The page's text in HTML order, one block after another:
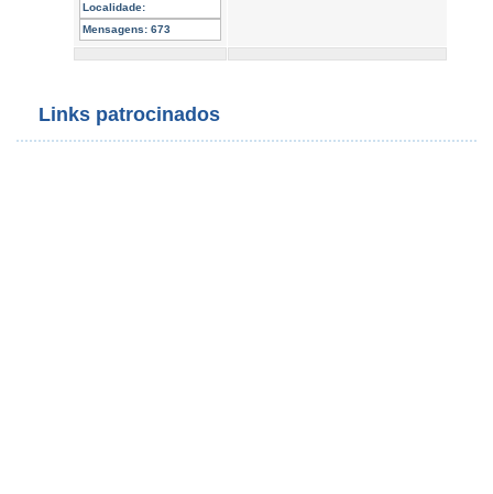
Localidade:
Mensagens: 673
Links patrocinados